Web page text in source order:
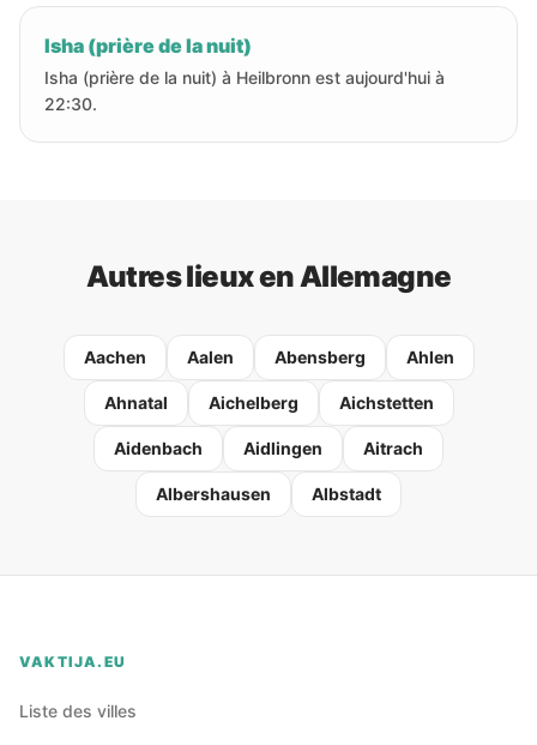
Isha (prière de la nuit)
Isha (prière de la nuit) à Heilbronn est aujourd'hui à
22:30.
Autres lieux en Allemagne
Aachen Aalen Abensberg Ahlen
Ahnatal Aichelberg Aichstetten
Aidenbach Aidlingen Aitrach
Albershausen Albstadt
VAKTIJA.EU
Liste des villes